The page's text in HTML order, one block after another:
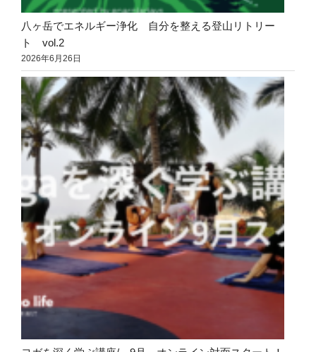
八ヶ岳でエネルギー浄化 自分を整える登山リトリー
ト vol.2
2026年6月26日